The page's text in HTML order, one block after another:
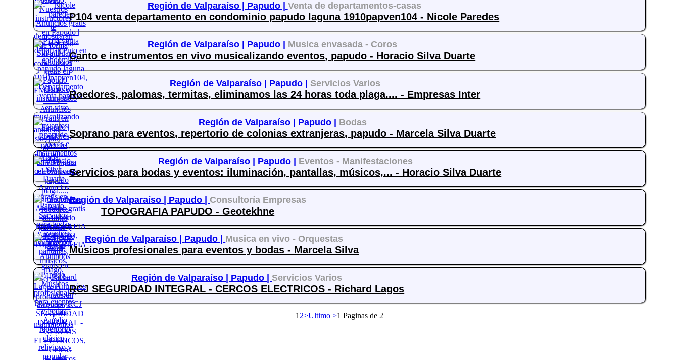
Región de Valparaíso | Papudo | Venta de departamentos-casas
P104 venta departamento en condominio papudo laguna 1910papven104 - Nicole Paredes
Región de Valparaíso | Papudo | Musica envasada - Coros
Canto e instrumentos en vivo musicalizando eventos, papudo - Horacio Silva Duarte
Región de Valparaíso | Papudo | Servicios Varios
Roedores, palomas, termitas, eliminamos las 24 horas toda plaga.... - Empresas Inter
Región de Valparaíso | Papudo | Bodas
Soprano para eventos, repertorio de colonias extranjeras, papudo - Marcela Silva Duarte
Región de Valparaíso | Papudo | Eventos - Manifestaciones
Servicios para bodas y eventos: iluminación, pantallas, músicos,... - Horacio Silva Duarte
Región de Valparaíso | Papudo |Consultoría Empresas
TOPOGRAFIA PAPUDO - Geotekhne
Región de Valparaíso | Papudo | Musica en vivo - Orquestas
Músicos profesionales para eventos y bodas - Marcela Silva
Región de Valparaíso | Papudo | Servicios Varios
RCJ SEGURIDAD INTEGRAL - CERCOS ELECTRICOS - Richard Lagos
1 2>Ultimo >1 Paginas de 2